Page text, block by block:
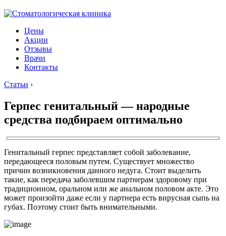
Цены
Акции
Отзывы
Врачи
Контакты
Статьи ›
Герпес генитальный — народные
средства подбираем оптимально
Генитальный герпес представляет собой заболевание,
передающееся половым путем. Существует множество
причин возникновения данного недуга. Стоит выделить
такие, как передача заболевшим партнерам здоровому при
традиционном, оральном или же анальном половом акте. Это
может произойти даже если у партнера есть вирусная сыпь на
губах. Поэтому стоит быть внимательными.